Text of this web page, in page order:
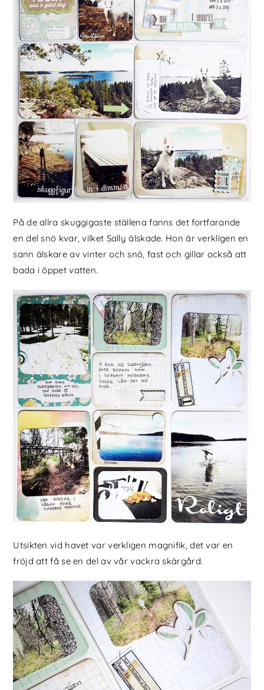
På de allra skuggigaste ställena fanns det fortfarande
en del snö kvar, vilket Sally älskade. Hon är verkligen en
sann älskare av vinter och snö, fast och gillar också att
bada i öppet vatten.
Utsikten vid havet var verkligen magnifik, det var en
fröjd att få se en del av vår vackra skärgård.